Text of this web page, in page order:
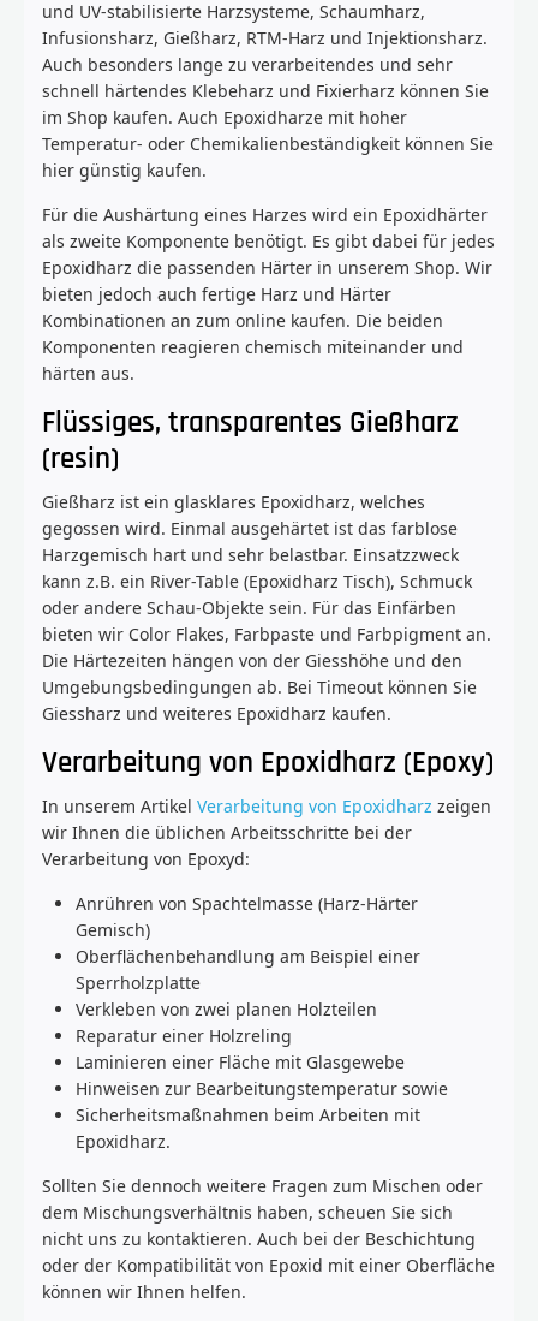
und UV-stabilisierte Harzsysteme, Schaumharz,
Infusionsharz, Gießharz, RTM-Harz und Injektionsharz.
Auch besonders lange zu verarbeitendes und sehr
schnell härtendes Klebeharz und Fixierharz können Sie
im Shop kaufen. Auch Epoxidharze mit hoher
Temperatur- oder Chemikalienbeständigkeit können Sie
hier günstig kaufen.
Für die Aushärtung eines Harzes wird ein Epoxidhärter
als zweite Komponente benötigt. Es gibt dabei für jedes
Epoxidharz die passenden Härter in unserem Shop. Wir
bieten jedoch auch fertige Harz und Härter
Kombinationen an zum online kaufen. Die beiden
Komponenten reagieren chemisch miteinander und
härten aus.
Flüssiges, transparentes Gießharz
(resin)
Gießharz ist ein glasklares Epoxidharz, welches
gegossen wird. Einmal ausgehärtet ist das farblose
Harzgemisch hart und sehr belastbar. Einsatzzweck
kann z.B. ein River-Table (Epoxidharz Tisch), Schmuck
oder andere Schau-Objekte sein. Für das Einfärben
bieten wir Color Flakes, Farbpaste und Farbpigment an.
Die Härtezeiten hängen von der Giesshöhe und den
Umgebungsbedingungen ab. Bei Timeout können Sie
Giessharz und weiteres Epoxidharz kaufen.
Verarbeitung von Epoxidharz (Epoxy)
In unserem Artikel Verarbeitung von Epoxidharz zeigen
wir Ihnen die üblichen Arbeitsschritte bei der
Verarbeitung von Epoxyd:
Anrühren von Spachtelmasse (Harz-Härter
Gemisch)
Oberflächenbehandlung am Beispiel einer
Sperrholzplatte
Verkleben von zwei planen Holzteilen
Reparatur einer Holzreling
Laminieren einer Fläche mit Glasgewebe
Hinweisen zur Bearbeitungstemperatur sowie
Sicherheitsmaßnahmen beim Arbeiten mit
Epoxidharz.
Sollten Sie dennoch weitere Fragen zum Mischen oder
dem Mischungsverhältnis haben, scheuen Sie sich
nicht uns zu kontaktieren. Auch bei der Beschichtung
oder der Kompatibilität von Epoxid mit einer Oberfläche
können wir Ihnen helfen.